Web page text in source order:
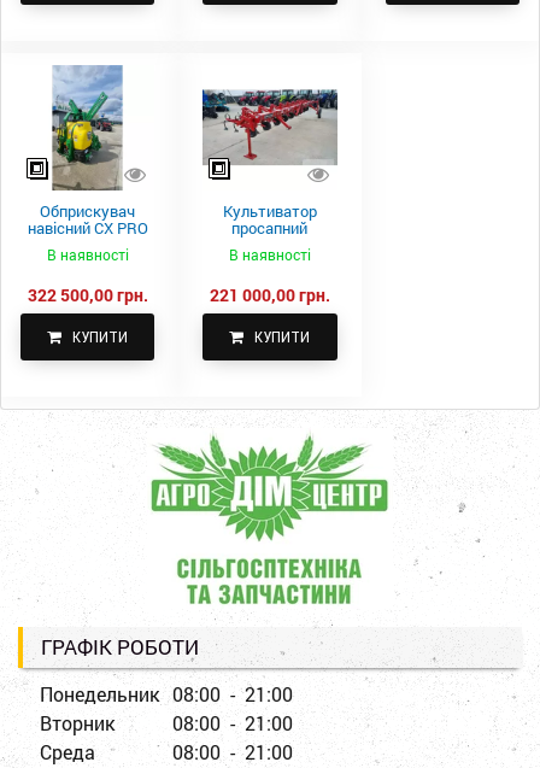
Обприскувач
навісний CX PRO
В наявності
322 500,00 грн.
КУПИТИ
Культиватор
просапний
КПН-5,6-05
В наявності
221 000,00 грн.
КУПИТИ
ГРАФІК РОБОТИ
Понедельник 08:00 - 21:00
Вторник
08:00 - 21:00
Среда
08:00 - 21:00